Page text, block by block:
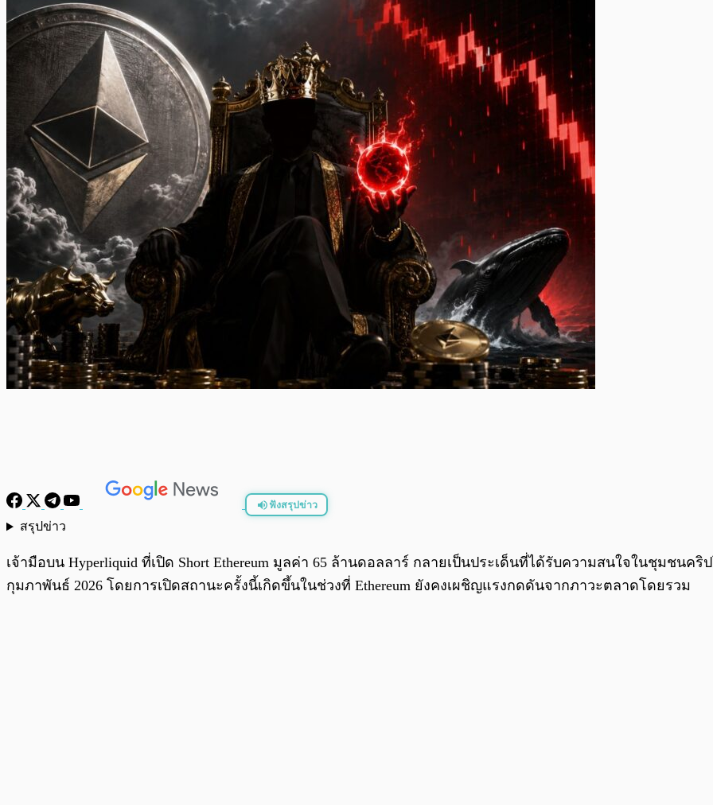
ฟังสรุปข่าว
สรุปข่าว
เจ้ามือบน Hyperliquid ที่เปิด Short Ethereum มูลค่า 65 ล้านดอลลาร์ กลายเป็นประเด็นที่ได้รับความสนใจในชุมชนค
กุมภาพันธ์ 2026 โดยการเปิดสถานะครั้งนี้เกิดขึ้นในช่วงที่ Ethereum ยังคงเผชิญแรงกดดันจากภาวะตลาดโดยรวม